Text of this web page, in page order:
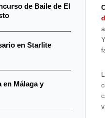
de Baile de El
en Starlite
en Málaga y